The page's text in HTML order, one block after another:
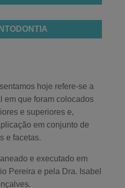
hoje refere-se a
em que foram colocados
e superiores e,
em conjunto de
e facetas.
e executado em
Pereira e pela Dra. Isabel